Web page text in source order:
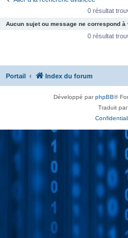
0 résultat
Aucun sujet ou message ne correspond
0 résultat
Portail Index du forum
Développé parphpBB®
Traduit par